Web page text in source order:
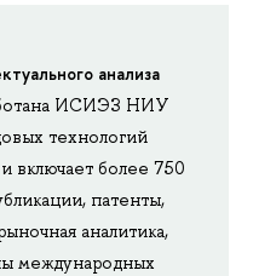
анализа
ИСИЭЗ НИУ
технологий
включает более 750
патенты,
аналитика,
международных